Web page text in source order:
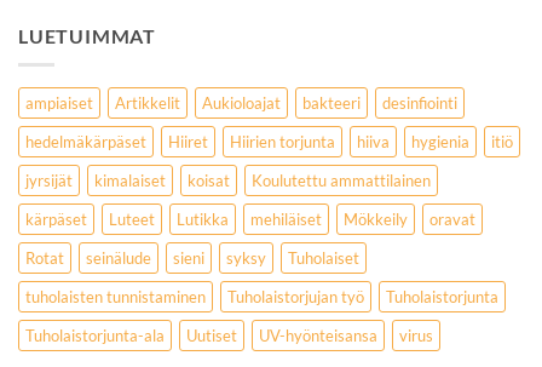
LUETUIMMAT
ampiaiset Artikkelit Aukioloajat bakteeri
desinfiointi
hedelmäkärpäset
Hiiret Hiirien torjunta hiiva hygienia
itiö
jyrsijät
kimalaiset koisat
Koulutettu ammattilainen
kärpäset
Luteet Lutikka mehiläiset Mökkeily
oravat
Rotat
seinälude sieni syksy
Tuholaiset
tuholaisten tunnistaminen
Tuholaistorjujan työ
Tuholaistorjunta
Tuholaistorjunta-ala
Uutiset UV-hyönteisansa virus